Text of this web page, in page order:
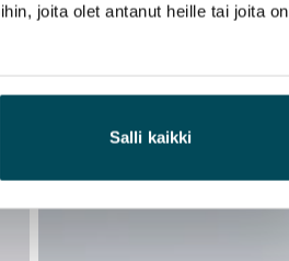
joita olet antanut heille tai joita on
Salli kaikki